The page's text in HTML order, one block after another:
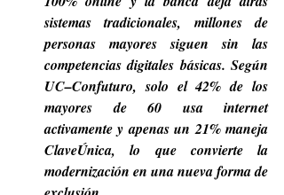
sistemas tradicionales, millones de
personas mayores siguen sin las
competencias digitales básicas. Según
UC–Confuturo, solo el 42% de los
mayores de 60 usa internet
activamente y apenas un 21% maneja
ClaveÚnica, lo que convierte la
modernización en una nueva forma de